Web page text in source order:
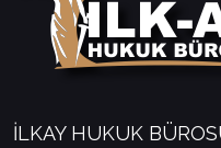
İLKAY HUKUK